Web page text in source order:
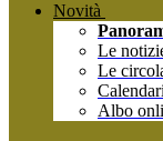
Novità
Le
Le
Albo